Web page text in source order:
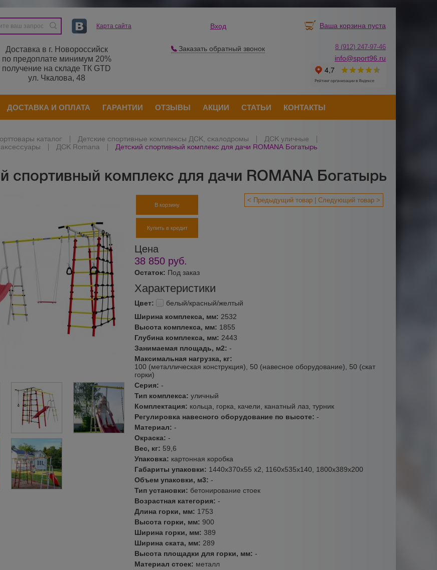
Карта сайта
Доставка в г. Новороссийск
по предоплате минимум 20%
получение на складе ТК GTD
ул. Чкалова, 48
Вход
Заказать обратный звонок
Ваша корзина пуста
8 (912) 247-97-46
info@sport96.ru
ДОСТАВКА И ОПЛАТА ГАРАНТИИ ОТЗЫВЫ АКЦИИ СТАТЬИ КОНТАКТЫ
каталог Детские спортивные комплексы ДСК, скалодромы ДСК уличные
ДСК Romana Детский спортивный комплекс для дачи ROMANA Богатырь
спортивный комплекс для дачи ROMANA Богатырь
< Предыдущий товар Следующий товар >
Остаток: Под заказ
Характеристики
Цвет:
белый/красный/желтый
Ширина комплекса, мм: 2532
Высота комплекса, мм: 1855
Глубина комплекса, мм: 2443
Занимаемая площадь, м2: -
Максимальная нагрузка, кг:
100 (металлическая конструкция), 50 (навесное оборудование), 50 (скат
горки)
Серия: -
Тип комплекса: уличный
Комплектация: кольца, горка, качели, канатный лаз, турник
Регулировка навесного оборудование по высоте: -
Материал: -
Окраска: -
Вес, кг: 59,6
Упаковка: картонная коробка
Габариты упаковки: 1440х370х55 х2, 1160х535х140, 1800х389х200
Объем упаковки, м3: -
Тип установки: бетонирование стоек
Возрастная категория: -
Длина горки, мм: 1753
Высота горки, мм: 900
Ширина горки, мм: 389
Ширина ската, мм: 289
Высота площадки для горки, мм: -
Материал стоек: металл
Цена
38 850 руб.
В корзину
Купить в кредит